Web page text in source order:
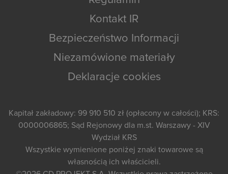
Kontakt IR
Bezpieczeństwo Informacji
Niezamówione materiały
Deklaracje cookies
Kapitał zakładowy: 99 910 510 zł (opłacony w całości); KRS:
0000006865; Sąd Rejonowy dla m.st. Warszawy - XIV
Wydział KRS
Wszystkie wymienione poniżej znaki towarowe są
własnością ich właścicieli.